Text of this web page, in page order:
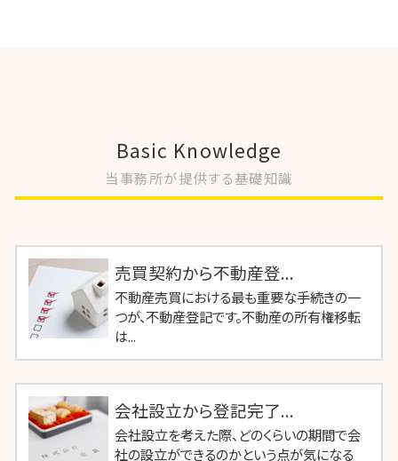
Basic Knowledge
当事務所が提供する基礎知識
売買契約から不動産登...
不動産売買における最も重要な手続きの一
つが、不動産登記です。不動産の所有権移転
は...
会社設立から登記完了...
会社設立を考えた際、どのくらいの期間で会
社の設立ができるのかという点が気になる